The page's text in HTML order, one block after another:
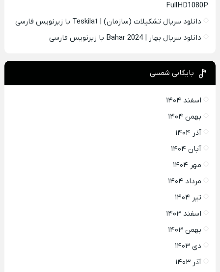
FullHD1080P
دانلود سریال تشکیلات (سازمان) | Teskilat با زیرنویس فارسی
دانلود سریال بهار | Bahar 2024 با زیرنویس فارسی
بایگانی شمسی
اسفند ۱۴۰۴
بهمن ۱۴۰۴
آذر ۱۴۰۴
آبان ۱۴۰۴
مهر ۱۴۰۴
مرداد ۱۴۰۴
تیر ۱۴۰۴
اسفند ۱۴۰۳
بهمن ۱۴۰۳
دی ۱۴۰۳
آذر ۱۴۰۳